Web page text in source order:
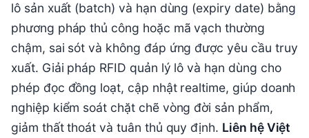
lô sản xuất (batch) và hạn dùng (expiry date) bằng
phương pháp thủ công hoặc mã vạch thường
chậm, sai sót và không đáp ứng được yêu cầu truy
xuất. Giải pháp RFID quản lý lô và hạn dùng cho
phép đọc đồng loạt, cập nhật realtime, giúp doanh
nghiệp kiểm soát chặt chẽ vòng đời sản phẩm,
giảm thất thoát và tuân thủ quy định. Liên hệ Việt